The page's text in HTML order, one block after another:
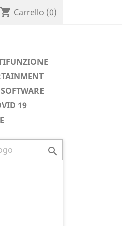
shopping_cart Carrello (0)
SOFTWARE
19

Successivo